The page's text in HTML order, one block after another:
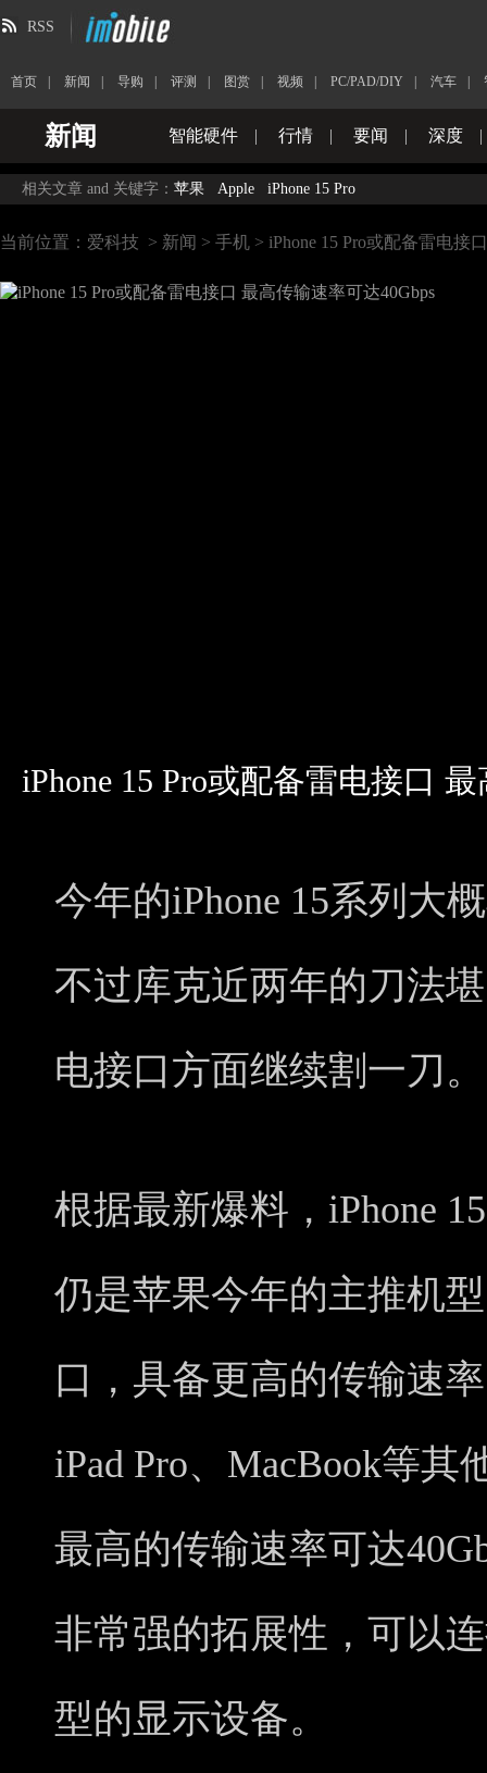
RSS
首页 新闻 导购 评测 图赏 视频 PC/PAD/DIY 汽车
新闻 智能硬件 | 行情 | 要闻 | 深度 |
相关文章 and 关键字： 苹果 Apple iPhone 15 Pro
当前位置： 爱科技 > 新闻 > 手机 > iPhone 15 Pro或配备雷电接
iPhone 15 Pro或配备雷电接口
今年的iPhone 15系列大
不过库克近两年的刀法
电接口方面继续割一刀。
根据最新爆料，iPhone
仍是苹果今年的主推机
口，具备更高的传输速
iPad Pro、MacBook等
最高的传输速率可达
非常强的拓展性，可以
型的显示设备。